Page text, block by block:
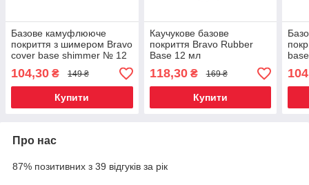
Базове камуфлююче
покриття з шимером Bravo
cover base shimmer № 12
Молочно-рожевий 10мл
104,30 ₴ 149 ₴
Купити
Каучукове базове
покриття Bravo Rubber
Base 12 мл
118,30₴ 169 ₴
Купити
Про нас
87% позитивних з 39 відгуків за рік